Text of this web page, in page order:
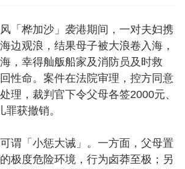
桦加沙」袭港期间，一对夫妇携
边观浪，结果母子被大浪卷入海，
，幸得舢舨船家及消防员及时救
性命。案件在法院审理，控方同意
理，裁判官下令父母各签2000元、
获撤销。
「小惩大诫」。一方面，父母置
极度危险环境，行为卤莽至极；另